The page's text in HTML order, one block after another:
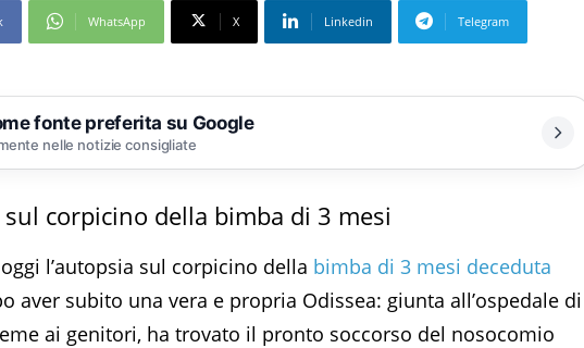
WhatsApp X Linkedin Telegram
fonte preferita su Google
nelle notizie consigliate
sul corpicino della bimba di 3 mesi
l’autopsia sul corpicino della bimba di 3 mesi deceduta
aver subito una vera e propria Odissea: giunta all’ospedale di
ai genitori, ha trovato il pronto soccorso del nosocomio